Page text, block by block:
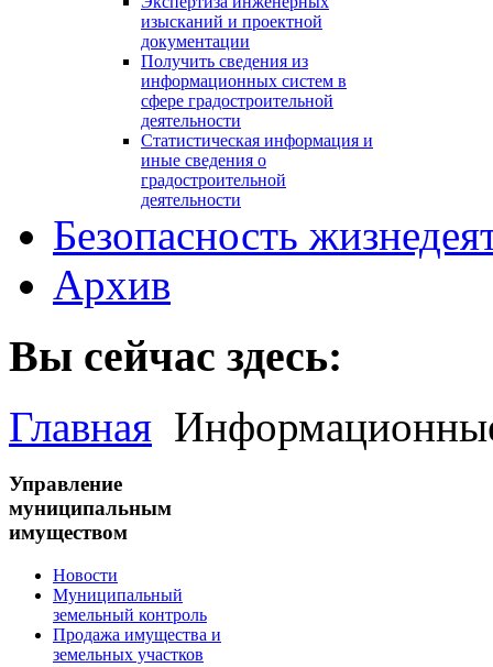
изысканий и проектной
документации
Получить сведения из
информационных систем в
сфере градостроительной
деятельности
Статистическая информация и
иные сведения о
градостроительной
деятельности
Безопасность
Архив
Вы сейчас здесь:
Главная
Управление
муниципальным
имуществом
Новости
Муниципальный
земельный контроль
Продажа имущества и
земельных участков